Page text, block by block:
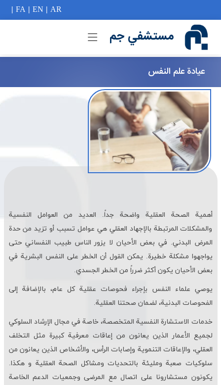
FA| EN | AR
|
مستشفي جم
عيادة علم النفس
أهمية الصحة العقلية واضحة جداً. العديد من العوامل النفسية
والمشكلات المرتبطة بالإجهاد العقلي هي عوامل تسبب أو تزيد من حدة
المرض البدني. في بعض الأحيان لا یزور الناس طبيب النفساني حتى
يواجهوا مشكلة خطيرة. يمكن القول أن الخطر على النفس البشرية في
بعض الأحيان يكون أكثر ضرراً من الخطر الجسدي.
يوصي علماء النفس بإجراء فحوصات عقلية كل عام، بالإضافة إلى
الفحوصات البدنية، لضمان صحتنا العقلية.
خدمات الاستشارة النفسية المتخصصة، خاصة في مجال الإرشاد السلوكي
لجميع الأعمار الذين يعانون من إعاقات معرفية كبيرة مثل التخلف
العقلي، والإعاقات التنموية وإصابات الرأس، والأشخاص الذين يعانون من
سلوكيات صعبة ومليئة بالتحديات ومشاكل الصحة العقلية و هكذا.
یکونون مستشارونا على اتصال مع المرضى وجمعيات الدعم الخاصة